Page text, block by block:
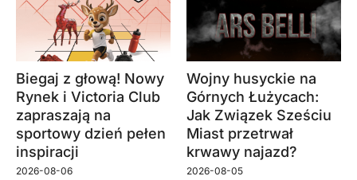
Biegaj z głową! Nowy
Rynek i Victoria Club
zapraszają na
sportowy dzień pełen
inspiracji
2026-08-06
Wojny husyckie na
Górnych Łużycach:
Jak Związek Sześciu
Miast przetrwał
krwawy najazd?
2026-08-05